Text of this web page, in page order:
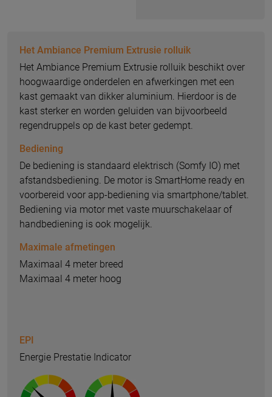
Het Ambiance Premium Extrusie rolluik
Het Ambiance Premium Extrusie rolluik beschikt over
hoogwaardige onderdelen en afwerkingen met een
kast gemaakt van dikker aluminium. Hierdoor is de
kast sterker en worden geluiden van bijvoorbeeld
regendruppels op de kast beter gedempt.
Bediening
De bediening is standaard elektrisch (Somfy IO) met
afstandsbediening. De motor is SmartHome ready en
voorbereid voor app-bediening via smartphone/tablet.
Bediening via motor met vaste muurschakelaar of
handbediening is ook mogelijk.
Maximale afmetingen
Maximaal 4 meter breed
Maximaal 4 meter hoog
EPI
Energie Prestatie Indicator